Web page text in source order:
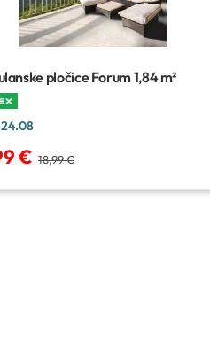
pločice Forum1,84 m²
€ 18,99 €